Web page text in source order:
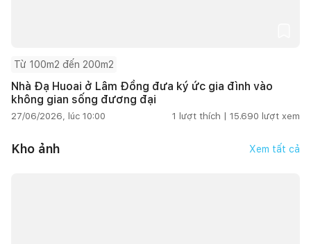
Từ 100m2 đến 200m2
Nhà Đạ Huoai ở Lâm Đồng đưa ký ức gia đình vào
không gian sống đương đại
27/06/2026, lúc 10:00 1 lượt thích | 15.690 lượt xem
Kho ảnh Xem tất cả